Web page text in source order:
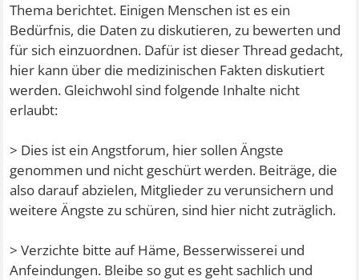
Thema berichtet. Einigen Menschen ist es ein
Bedürfnis, die Daten zu diskutieren, zu bewerten und
für sich einzuordnen. Dafür ist dieser Thread gedacht,
hier kann über die medizinischen Fakten diskutiert
werden. Gleichwohl sind folgende Inhalte nicht
erlaubt:
> Dies ist ein Angstforum, hier sollen Ängste
genommen und nicht geschürt werden. Beiträge, die
also darauf abzielen, Mitglieder zu verunsichern und
weitere Ängste zu schüren, sind hier nicht zuträglich.
> Verzichte bitte auf Häme, Besserwisserei und
Anfeindungen. Bleibe so gut es geht sachlich und